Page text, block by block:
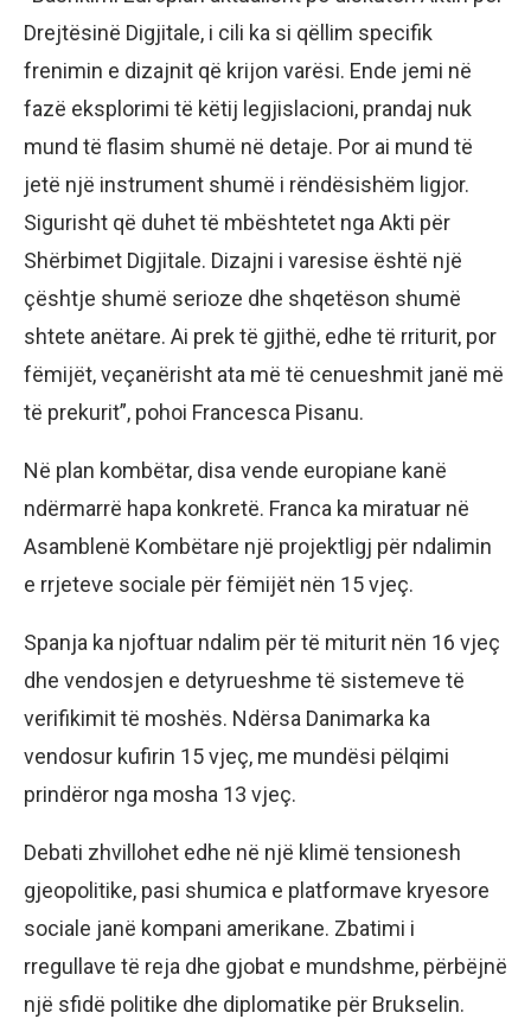
Drejtësinë Digjitale, i cili ka si qëllim specifik
frenimin e dizajnit që krijon varësi. Ende jemi në
fazë eksplorimi të këtij legjislacioni, prandaj nuk
mund të flasim shumë në detaje. Por ai mund të
jetë një instrument shumë i rëndësishëm ligjor.
Sigurisht që duhet të mbështetet nga Akti për
Shërbimet Digjitale. Dizajni i varesise është një
çështje shumë serioze dhe shqetëson shumë
shtete anëtare. Ai prek të gjithë, edhe të rriturit, por
fëmijët, veçanërisht ata më të cenueshmit janë më
të prekurit”, pohoi Francesca Pisanu.
Në plan kombëtar, disa vende europiane kanë
ndërmarrë hapa konkretë. Franca ka miratuar në
Asamblenë Kombëtare një projektligj për ndalimin
e rrjeteve sociale për fëmijët nën 15 vjeç.
Spanja ka njoftuar ndalim për të miturit nën 16 vjeç
dhe vendosjen e detyrueshme të sistemeve të
verifikimit të moshës. Ndërsa Danimarka ka
vendosur kufirin 15 vjeç, me mundësi pëlqimi
prindëror nga mosha 13 vjeç.
Debati zhvillohet edhe në një klimë tensionesh
gjeopolitike, pasi shumica e platformave kryesore
sociale janë kompani amerikane. Zbatimi i
rregullave të reja dhe gjobat e mundshme, përbëjnë
një sfidë politike dhe diplomatike për Brukselin.